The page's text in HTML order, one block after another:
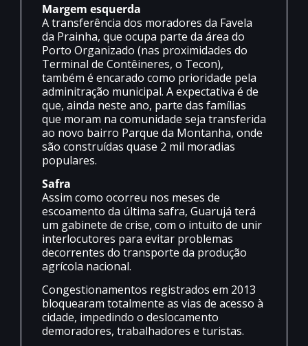
Margem esquerda
A transferência dos moradores da Favela
da Prainha, que ocupa parte da área do
Porto Organizado (nas proximidades do
Terminal de Contêineres, o Tecon),
também é encarado como prioridade pela
adminitração municipal. A expectativa é de
que, ainda neste ano, parte das famílias
que moram na comunidade seja transferida
ao novo bairro Parque da Montanha, onde
são construídas quase 2 mil moradias
populares.
Safra
Assim como ocorreu nos meses de
escoamento da última safra, Guarujá terá
um gabinete de crise, com o intuito de unir
interlocutores para evitar problemas
decorrentes do transporte da produção
agrícola nacional.
Congestionamentos registrados em 2013
bloquearam totalmente as vias de acesso à
cidade, impedindo o deslocamento
demoradores, trabalhadores e turistas.